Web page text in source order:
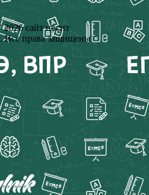
сайт носит
Все права защищены